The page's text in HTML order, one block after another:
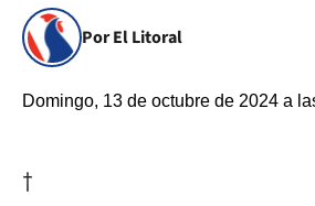
Por El Litoral
Domingo, 13 de octubre de 2024 a
†